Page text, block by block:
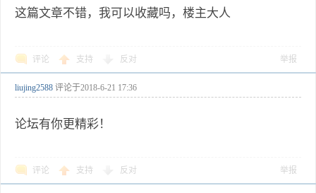
这篇文章不错，我可以收藏吗，楼主大人
评论 支持 反对 举报
liujing2588 评论于2018-6-21 17:36
论坛有你更精彩！
评论 支持 反对 举报